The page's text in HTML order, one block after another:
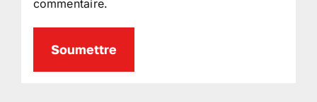
commentaire.